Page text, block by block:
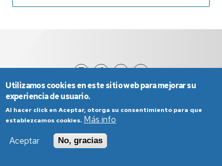
Aviso Legal
Condiciones generales de uso
Política de Privacidad
Utilizamos cookies en este sitio web para mejorar su
experiencia de usuario.
Al hacer click en Aceptar, otorga su consentimiento para que
establezcamos cookies. Más info
Aceptar
No, gracias